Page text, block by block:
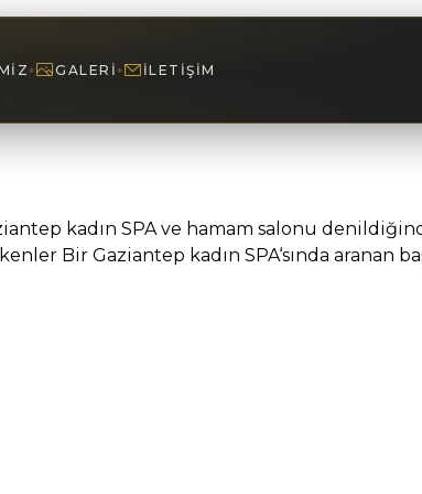
GALERI İLETIŞIM
kadın SPA ve hamam salonu
Bir Gaziantep kadın SPA‘sında aranan